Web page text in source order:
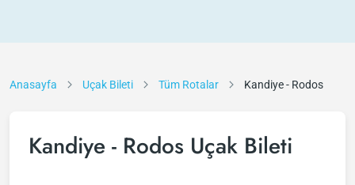
Anasayfa Uçak Bileti Tüm Rotalar Kandiye - Rodos
Kandiye - Rodos Uçak Bileti